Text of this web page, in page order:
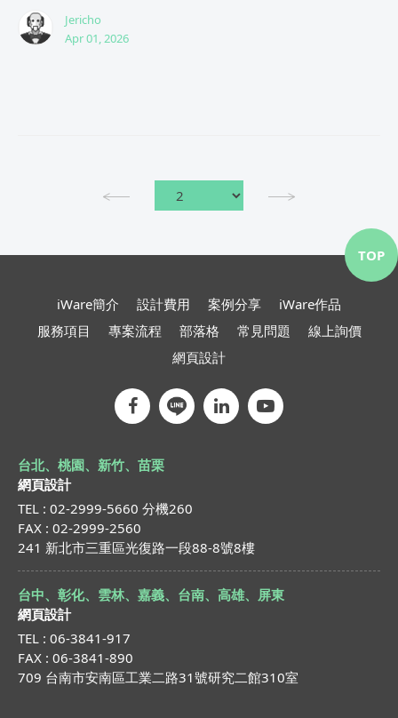
Jericho
Apr 01, 2026
iWare簡介 設計費用 案例分享
iWare作品
服務項目
專案流程 部落格 常見問題
線上詢價
網頁設計
台北、桃園、新竹、苗栗
網頁設計
TEL : 02-2999-5660 分機260
FAX : 02-2999-2560
241 新北市三重區光復路一段88-8號8樓
台中、彰化、雲林、嘉義、台南、高雄、屏東
網頁設計
TEL : 06-3841-917
FAX : 06-3841-890
709 台南市安南區工業二路31號研究二館310室
TOP